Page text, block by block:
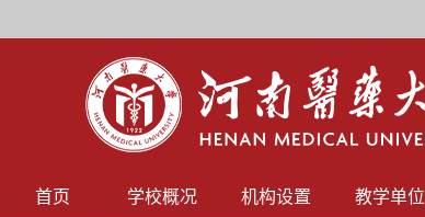
首页 学校概况 机构设置 教学单位